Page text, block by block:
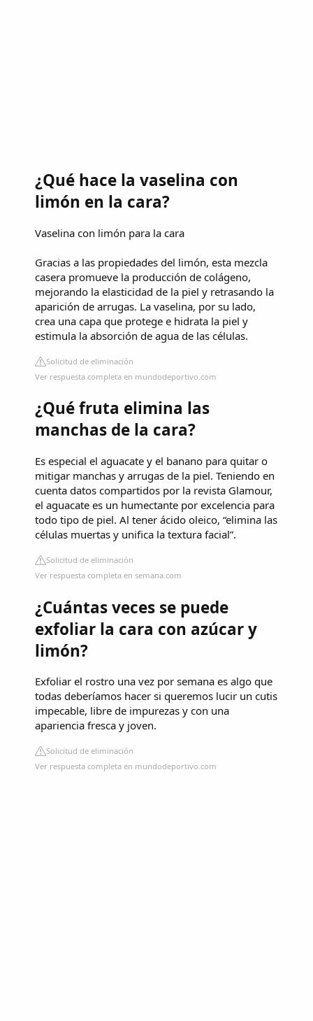
¿Qué hace la vaselina con
limón en la cara?
Vaselina con limón para la cara
Gracias a las propiedades del limón, esta mezcla
casera promueve la producción de colágeno,
mejorando la elasticidad de la piel y retrasando la
aparición de arrugas. La vaselina, por su lado,
crea una capa que protege e hidrata la piel y
estimula la absorción de agua de las células.
Solicitud de eliminación
Ver respuesta completa en mundodeportivo.com
¿Qué fruta elimina las
manchas de la cara?
Es especial el aguacate y el banano para quitar o
mitigar manchas y arrugas de la piel. Teniendo en
cuenta datos compartidos por la revista Glamour,
el aguacate es un humectante por excelencia para
todo tipo de piel. Al tener ácido oleico, “elimina las
células muertas y unifica la textura facial”.
Solicitud de eliminación
Ver respuesta completa en semana.com
¿Cuántas veces se puede
exfoliar la cara con azúcar y
limón?
Exfoliar el rostro una vez por semana es algo que
todas deberíamos hacer si queremos lucir un cutis
impecable, libre de impurezas y con una
apariencia fresca y joven.
Solicitud de eliminación
Ver respuesta completa en mundodeportivo.com